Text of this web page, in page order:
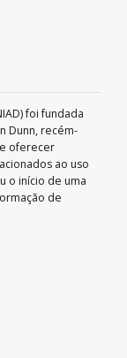
foi fundada
Dunn, recém-
oferecer
ao uso
o início de uma
de